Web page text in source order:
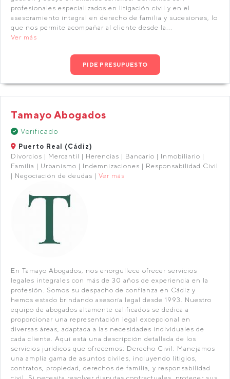
profesionales especializados en litigación civil y en el
asesoramiento integral en derecho de familia y sucesiones, lo
que nos permite acompañar al cliente desde la...
Ver más
PIDE PRESUPUESTO
Tamayo Abogados
Verificado
Puerto Real (Cádiz)
Divorcios | Mercantil | Herencias | Bancario | Inmobiliario |
Familia | Urbanismo | Indemnizaciones | Responsabilidad Civil
| Negociación de deudas | Ver más
En Tamayo Abogados, nos enorgullece ofrecer servicios
legales integrales con más de 30 años de experiencia en la
profesión. Somos su despacho de confianza en Cádiz y
hemos estado brindando asesoría legal desde 1993. Nuestro
equipo de abogados altamente calificados se dedica a
proporcionar una representación legal excepcional en
diversas áreas, adaptada a las necesidades individuales de
cada cliente. Aquí está una descripción detallada de los
servicios jurídicos que ofrecemos: Derecho Civil: Manejamos
una amplia gama de asuntos civiles, incluyendo litigios,
contratos, propiedad, derechos de familia, y responsabilidad